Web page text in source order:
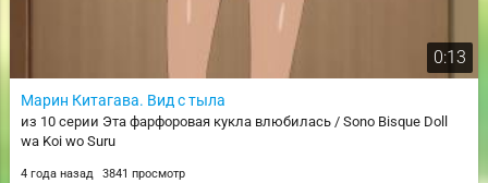
0:13
Марин Китагава. Вид с тыла
из 10 серии Эта фарфоровая кукла влюбилась / Sono Bisque Doll
wa Koi wo Suru
4 года назад 3841 просмотр